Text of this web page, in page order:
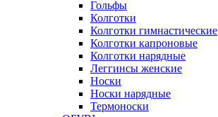
Гольфы
Колготки
Колготки гимнастические
Колготки капроновые
Колготки нарядные
Леггинсы женские
Носки
Носки нарядные
Термоноски